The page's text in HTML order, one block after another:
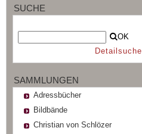
SUCHE
OK
Detailsuche
SAMMLUNGEN
Adressbücher
Bildbände
Christian von Schlözer